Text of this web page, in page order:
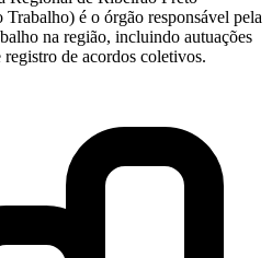
é o órgão responsável pela
na região, incluindo autuações
de acordos coletivos.